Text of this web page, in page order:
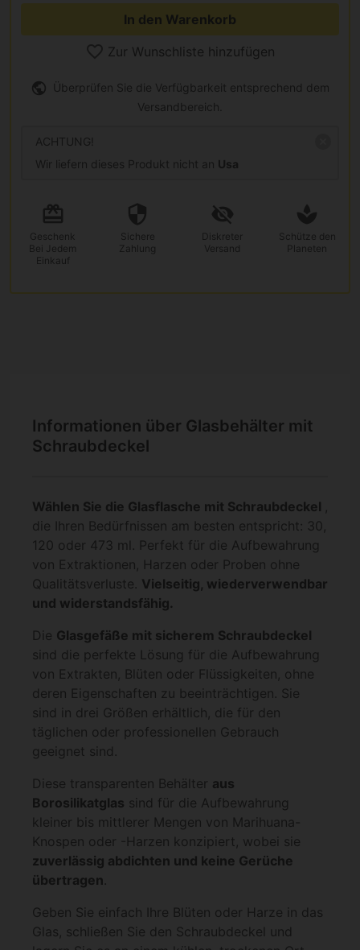
In den Warenkorb
Zur Wunschliste hinzufügen
Überprüfen Sie die Verfügbarkeit entsprechend dem
Versandbereich.
ACHTUNG!
Wir liefern dieses Produkt nicht an Usa
Geschenk
Bei Jedem
Einkauf
Sichere
Zahlung
Diskreter
Versand
Schütze den
Planeten
Informationen über Glasbehälter mit
Schraubdeckel
Wählen Sie die Glasflasche mit Schraubdeckel
die Ihren Bedürfnissen am besten entspricht: 30,
120 oder 473 ml. Perfekt für die Aufbewahrung
von Extraktionen, Harzen oder Proben ohne
Qualitätsverluste. Vielseitig, wiederverwendbar
und widerstandsfähig.
Die Glasgefäße mit sicherem Schraubdeckel
sind die perfekte Lösung für die Aufbewahrung
von Extrakten, Blüten oder Flüssigkeiten, ohne
deren Eigenschaften zu beeinträchtigen. Sie
sind in drei Größen erhältlich, die für den
täglichen oder professionellen Gebrauch
geeignet sind.
Diese transparenten Behälter aus
Borosilikatglas sind für die Aufbewahrung
kleiner bis mittlerer Mengen von Marihuana-
Knospen oder -Harzen konzipiert, wobei sie
zuverlässig abdichten und keine Gerüche
übertragen
Geben Sie einfach Ihre Blüten oder Harze in das
Glas, schließen Sie den Schraubdeckel und